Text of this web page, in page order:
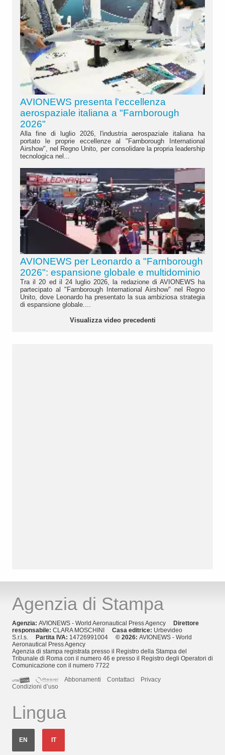
AVIONEWS presenta l'eccellenza
aerospaziale italiana a "Farnborough
2026"
Alla fine di luglio 2026, l'industria aerospaziale italiana ha
portato le proprie eccellenze al "Farnborough International
Airshow", nel Regno Unito, per consolidare la propria leadership
tecnologica nel...
AVIONEWS per Leonardo a "Farnborough
2026": espansione globale e multidominio
Tra il 20 ed il 24 luglio 2026, la redazione di AVIONEWS ha
partecipato al "Farnborough International Airshow" nel Regno
Unito, dove Leonardo ha presentato la sua ambiziosa strategia
di espansione globale....
Visualizza video precedenti
Agenzia di Stampa
Agenzia: AVIONEWS - World Aeronautical Press Agency
Direttore
responsabile: CLARA MOSCHINI Casa editrice: Urbevideo
S.r.l.s.
Partita IVA: 14726991004 © 2026: AVIONEWS - World
Aeronautical Press Agency
Agenzia di stampa registrata presso il Registro della Stampa del
Tribunale di Roma con il numero 46 e presso il Registro degli Operatori di
Comunicazione con il numero 7722
Abbonamenti
Contattaci
Privacy
Condizioni d’uso
Lingua
EN IT